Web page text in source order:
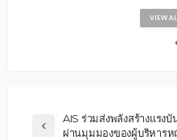
VIEW
AIS ร่วมส่งพลังสร้างแรง
ผ่านมุมมองของผู้บริหารห